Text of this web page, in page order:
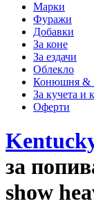
Марки
Фуражи
Добавки
За коне
За ездачи
Облекло
Конюшня &
За кучета и
Оферти
за
show